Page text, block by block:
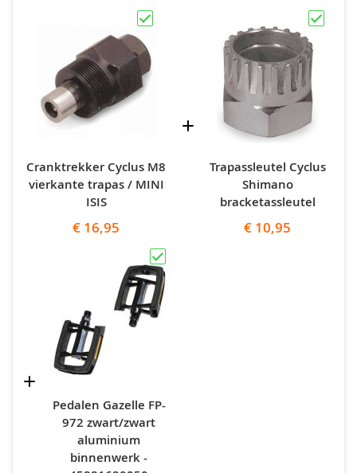
Cranktrekker Cyclus M8
vierkante trapas / MINI
ISIS
€ 16,95
Trapassleutel Cyclus
Shimano
bracketassleutel
€ 10,95
Pedalen Gazelle FP-
972 zwart/zwart
aluminium
binnenwerk -